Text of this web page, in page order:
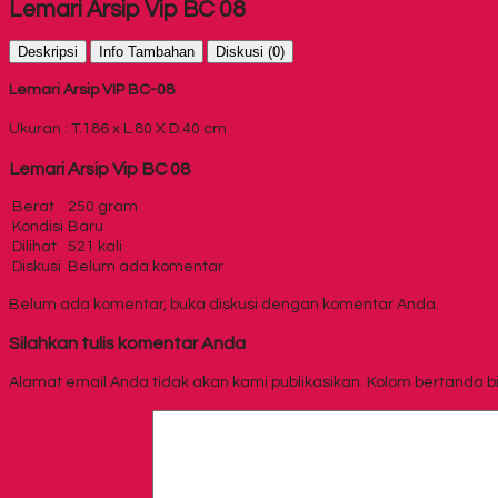
Lemari Arsip Vip BC 08
Deskripsi Info Tambahan Diskusi (0)
Lemari Arsip VIP BC-08
Ukuran : T.186 x L.80 X D.40 cm
Lemari Arsip Vip BC 08
Berat
250 gram
Kondisi Baru
Dilihat
521 kali
Diskusi
Belum ada komentar
Belum ada komentar, buka diskusi dengan komentar Anda.
Silahkan tulis komentar Anda
Alamat email Anda tidak akan kami publikasikan. Kolom bertanda